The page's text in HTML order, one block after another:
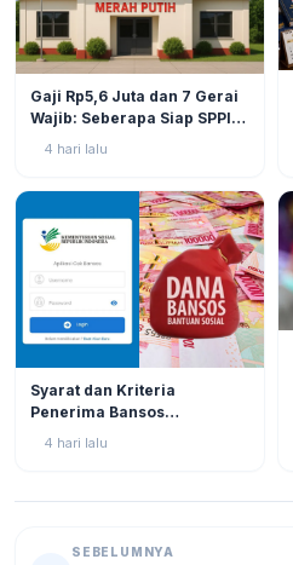
Gaji Rp5,6 Juta dan 7 Gerai
Wajib: Seberapa Siap SPPI
4 hari lalu
Syarat dan Kriteria
Penerima Bansos
Rp750.000 Juli 2026, Cek
4 hari lalu
SEBELUMNYA